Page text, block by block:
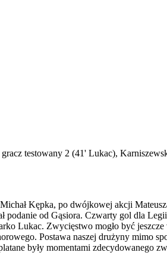
testowany 2 (41' Lukac),
Kępka, po dwójkowej akcji
podanie od Gąsiora. Czwarty gol dla
Lukac. Zwycięstwo mogło być jeszcze
Postawa naszej drużyny mimo
były momentami zdecydowanego